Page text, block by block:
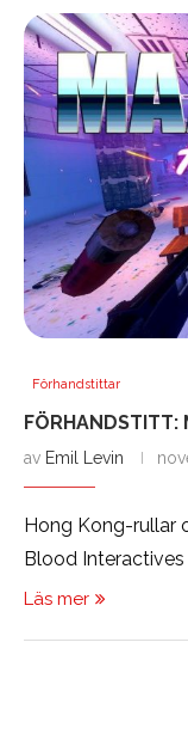
Förhandstittar
FÖRHANDSTITT:
av Emil Levin
Hong Kong-rullar
Blood
Läs mer